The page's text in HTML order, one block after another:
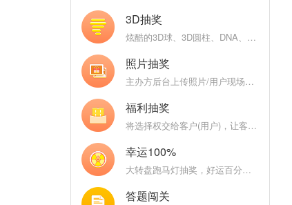
3D抽奖
炫酷的3D球、3D圆柱、DNA、魔方等炫酷的3D图形不停变换，随机抽取中奖用户头像
照片抽奖
主办方后台上传照片/用户现场自拍上传照片，巨幕照片墙抽奖
福利抽奖
将选择权交给客户(用户)，让客户来开启大奖
幸运100%
大转盘跑马灯抽奖，好运百分百，乐趣百分百
答题闯关